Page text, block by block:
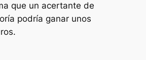
que un acertante de
podría ganar unos